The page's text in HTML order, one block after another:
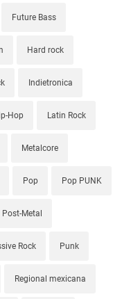
Future Bass
Hard rock
Indietronica
Hop Latin Rock
Metalcore
Pop Pop PUNK
Post-Metal
Rock Punk
Regional mexicana